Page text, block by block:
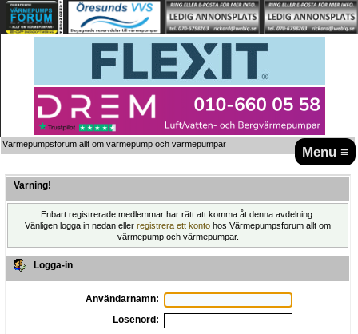
Menu ≡
Värmepumpsforum allt om värmepump och värmepumpar
Varning!
Enbart registrerade medlemmar har rätt att komma åt denna avdelning.
Vänligen logga in nedan eller registrera ett konto hos Värmepumpsforum allt om
värmepump och värmepumpar.
Logga-in
Användarnamn:
Lösenord: